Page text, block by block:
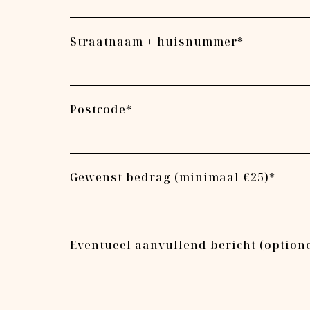
Straatnaam + huisnummer*
Postcode*
Gewenst bedrag (minimaal €25)*
Eventueel aanvullend bericht